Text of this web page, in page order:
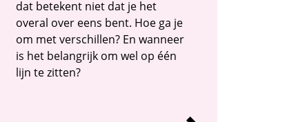
dat betekent niet dat je het
overal over eens bent. Hoe ga je
om met verschillen? En wanneer
is het belangrijk om wel op één
lijn te zitten?